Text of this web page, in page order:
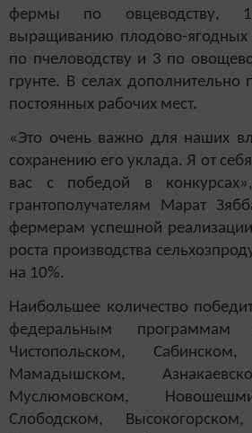
фермы по овцеводству,
выращиванию плодово-ягодных
по пчеловодству и 3 по
грунте. В селах дополнительно
постоянных рабочих мест.
«Это очень важно для наших
сохранению его уклада. Я от
вас с победой в
грантополучателям Марат
фермерам успешной
роста производства
на 10%.
Наибольшее количество
федеральным программам
Чистопольском,
Мамадышском,
Муслюмовском,
Слободском,